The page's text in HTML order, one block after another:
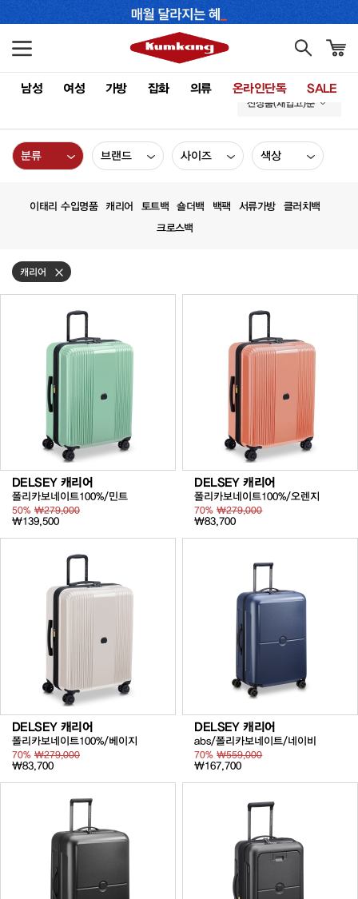
남성 여성 가방 잡화 의류 온라인단독 SALE
신상품(재입고)순
분류 브랜드 사이즈 색상
이태리 수입명품 캐리어 토트백 숄더백 백팩 서류가방
클러치백
크로스백
캐리어
DELSEY 캐리어
폴리카보네이트100%/민트
50% ₩279,000
₩139,500
DELSEY 캐리어
폴리카보네이트100%/오렌지
70%₩279,000
₩83,700
DELSEY 캐리어
폴리카보네이트100%/베이지
70% ₩279,000
₩83,700
DELSEY 캐리어
abs/폴리카보네이트/네이비
70%₩559,000
₩167,700